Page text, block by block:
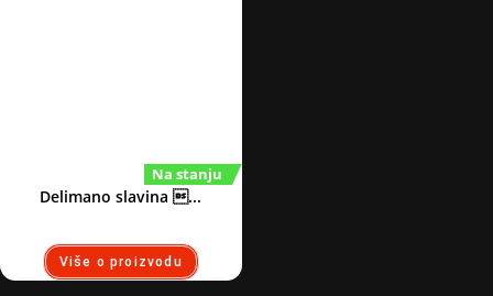
Na stanju
Delimano slavina ...
Više o proizvodu